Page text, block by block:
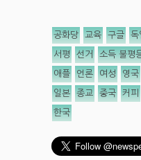
공화당 교육 구글 독
서평 선거 소득 불평
애플 언론 여성 영국
일본 종교 중국 커피
한국